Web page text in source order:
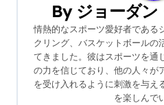
By ジョーダ
情熱的なスポーツ愛好者である
クリング、バスケットボールの
てきました。彼はスポーツを通
の力を信じており、他の人々が
を受け入れるように刺激を与え
を楽しんで